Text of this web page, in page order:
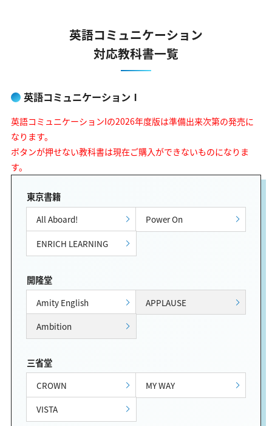
英語コミュニケーション
対応教科書一覧
英語コミュニケーションⅠ
英語コミュニケーションIの2026年度版は準備出来次第の発売に
なります。
ボタンが押せない教科書は現在ご購入ができないものになりま
す。
東京書籍
All Aboard!
Power On
ENRICH LEARNING
開隆堂
Amity English
APPLAUSE
Ambition
三省堂
CROWN
MY WAY
VISTA